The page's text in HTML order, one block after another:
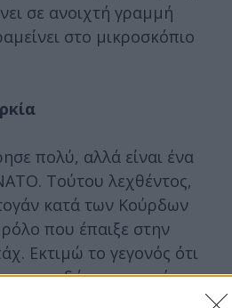
σε ανοιχτή γραμμή
στο μικροσκόπιο
πολύ, αλλά είναι ένα
Τούτου λεχθέντος,
κατά των Κούρδων
που έπαιξε στην
Εκτιμώ το γεγονός ότι
να δώσει απαντήσεις